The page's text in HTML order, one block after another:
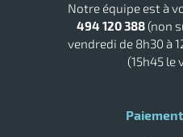
Tork savon
Notre équipe est à
494 120 388 (non
vendredi de 8h30 à
(15h45 le